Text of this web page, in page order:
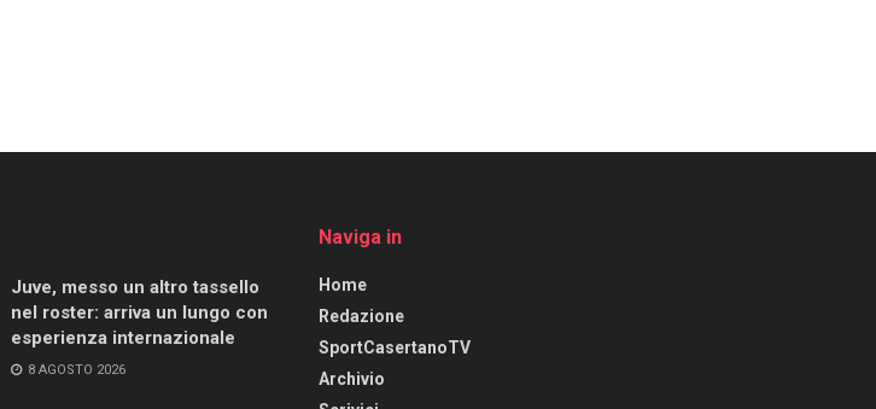
Juve, messo un altro tassello
nel roster: arriva un lungo con
esperienza internazionale
8 AGOSTO 2026
Naviga in
Home
Redazione
SportCasertanoTV
Archivio